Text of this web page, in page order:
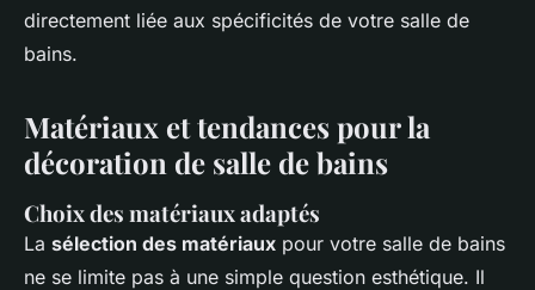
directement liée aux spécificités de votre salle de
bains.
Matériaux et tendances pour la
décoration de salle de bains
Choix des matériaux adaptés
La sélection des matériaux pour votre salle de bains
ne se limite pas à une simple question esthétique. Il